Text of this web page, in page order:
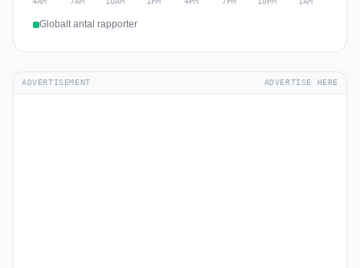
Globalt antal rapporter
ADVERTISEMENT ADVERTISE HERE